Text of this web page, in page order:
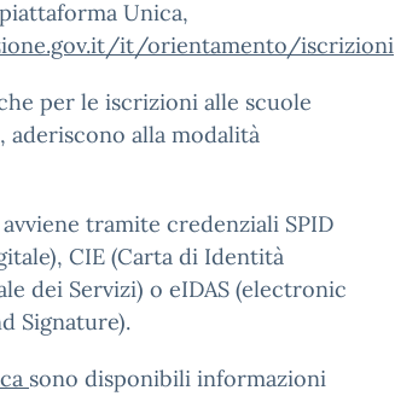
Unica,
it/orientamento/iscrizioni
per le iscrizioni alle scuole
aderiscono alla modalità
tramite credenziali SPID
CIE (Carta di Identità
dei Servizi) o eIDAS (electronic
Signature).
sono disponibili informazioni